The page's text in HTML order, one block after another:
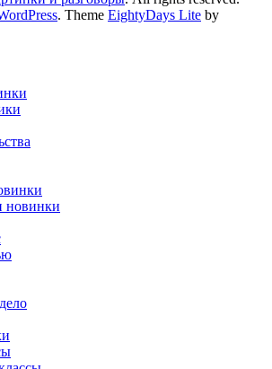
. Theme EightyDays Lite by
новинки